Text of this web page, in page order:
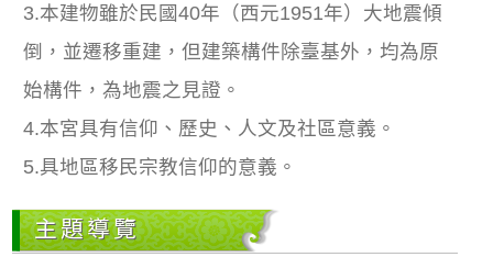
3.本建物雖於民國40年（西元1951年）大地震傾
倒，並遷移重建，但建築構件除臺基外，均為原
始構件，為地震之見證。
4.本宮具有信仰、歷史、人文及社區意義。
5.具地區移民宗教信仰的意義。
主題導覽